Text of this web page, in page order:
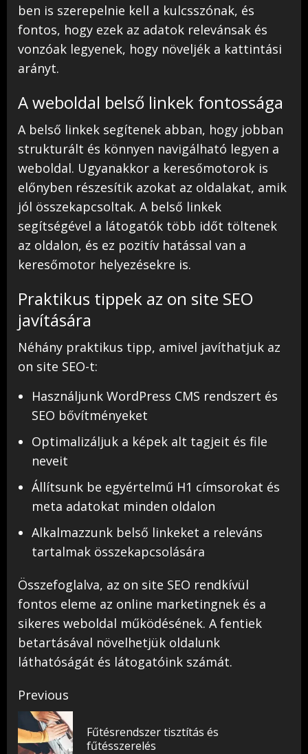
ben is szerepelnie kell a kulcsszónak, és
fontos, hogy ezek az adatok relevánsak és
vonzóak legyenek, hogy növeljék a kattintási
arányt.
A weboldal belső linkek fontossága
A belső linkek segítenek abban, hogy jobban
strukturált és könnyen navigálható legyen a
weboldal. Ugyanakkor a keresőmotorok is
előnyben részesítik azokat az oldalakat, amik
jól összekapcsoltak. A belső linkek
segítségével a látogatók több időt töltenek
az oldalon, és ez pozitív hatással van a
keresőmotor helyezésekre is.
Praktikus tippek az on site SEO
javítására
Néhány praktikus tipp, amivel javíthatjuk az
on site SEO-t:
Használjunk WordPress CMS rendszert és
SEO bővítményeket
Optimalizáljuk a képek alt tagjeit és file
neveit
Állítsunk be egyértelmű H1 címsorokat és
meta adatokat minden oldalon
Alkalmazzunk belső linkeket a releváns
tartalmak összekapcsolására
Összefoglalva, az on site SEO rendkívül
fontos eleme az online marketingnek és a
sikeres weboldal működésének. A fentiek
betartásával növelhetjük oldalunk
láthatóságát és látogatóink számát.
Continue
Reading
Previous
Fűtésrendszer tisztítás és
fűtésszerelés